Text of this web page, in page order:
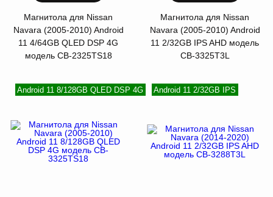
Магнитола для Nissan
Navara (2005-2010) Android
11 4/64GB QLED DSP 4G
модель CB-2325TS18
Магнитола для Nissan
Navara (2005-2010) Android
11 2/32GB IPS AHD модель
CB-3325T3L
Android 11 8/128GB QLED DSP 4G Android 11 2/32GB IPS